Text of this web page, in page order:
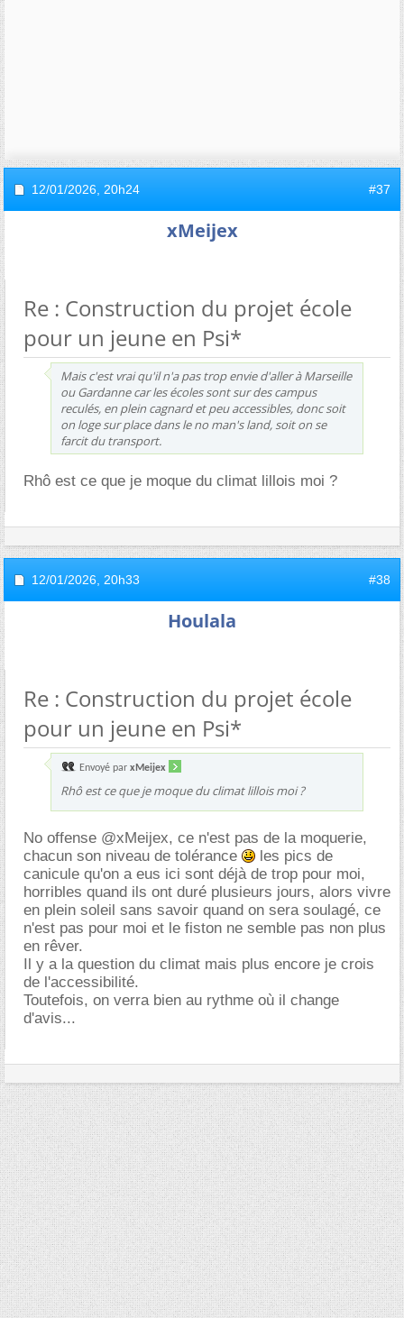
12/01/2026, 20h24 #37
xMeijex
Re : Construction du projet école
pour un jeune en Psi*
Mais c'est vrai qu'il n'a pas trop envie d'aller à Marseille
ou Gardanne car les écoles sont sur des campus
reculés, en plein cagnard et peu accessibles, donc soit
on loge sur place dans le no man's land, soit on se
farcit du transport.
Rhô est ce que je moque du climat lillois moi ?
12/01/2026, 20h33 #38
Houlala
Re : Construction du projet école
pour un jeune en Psi*
Envoyé par xMeijex
Rhô est ce que je moque du climat lillois moi ?
No offense @xMeijex, ce n'est pas de la moquerie,
chacun son niveau de tolérance
les pics de
canicule qu'on a eus ici sont déjà de trop pour moi,
horribles quand ils ont duré plusieurs jours, alors vivre
en plein soleil sans savoir quand on sera soulagé, ce
n'est pas pour moi et le fiston ne semble pas non plus
en rêver.
Il y a la question du climat mais plus encore je crois
de l'accessibilité.
Toutefois, on verra bien au rythme où il change
d'avis...